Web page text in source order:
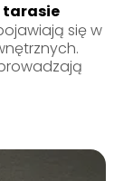
tarasie
się w